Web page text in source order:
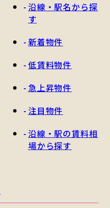
沿線・駅名から探
す
新着物件
低賃料物件
急上昇物件
注目物件
沿線・駅の賃料相
場から探す